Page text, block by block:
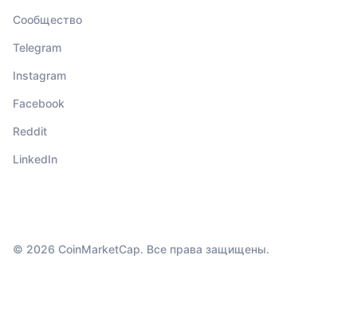
Сообщество
Telegram
Instagram
Facebook
Reddit
LinkedIn
© 2026 CoinMarketCap. Все права защищены.